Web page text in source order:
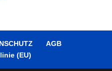
AGB
(EU)